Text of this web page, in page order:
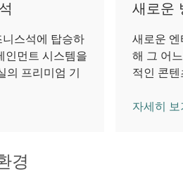
스석에 탑승하
인먼트 시스템을
의 프리미엄 기
새로운
새로운
해 그 어
적인 콘
자세히 보
경